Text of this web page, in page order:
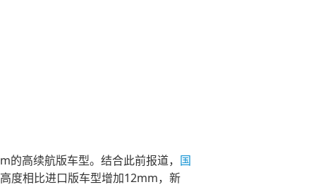
的高续航版车型。结合此前报道， 国
度相比进口版车型增加12mm，新